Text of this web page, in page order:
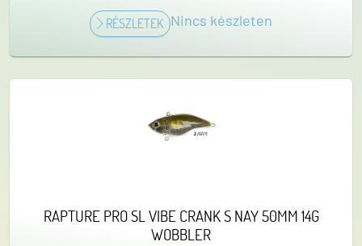
RÉSZLETEK Nincs készleten
RAPTURE PRO SL VIBE CRANK S NAY 50MM 14G
WOBBLER